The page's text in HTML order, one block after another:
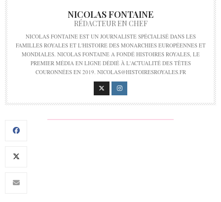
NICOLAS FONTAINE
RÉDACTEUR EN CHEF
NICOLAS FONTAINE EST UN JOURNALISTE SPÉCIALISÉ DANS LES
FAMILLES ROYALES ET L'HISTOIRE DES MONARCHIES EUROPÉENNES ET
MONDIALES. NICOLAS FONTAINE A FONDÉ HISTOIRES ROYALES, LE
PREMIER MÉDIA EN LIGNE DÉDIÉ À L'ACTUALITÉ DES TÊTES
COURONNÉES EN 2019. NICOLAS@HISTOIRESROYALES.FR